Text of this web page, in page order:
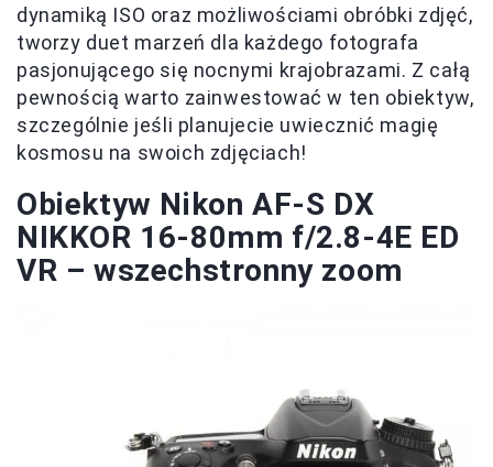
dynamiką ISO oraz możliwościami obróbki zdjęć,
tworzy duet marzeń dla każdego fotografa
pasjonującego się nocnymi krajobrazami. Z całą
pewnością warto zainwestować w ten obiektyw,
szczególnie jeśli planujecie uwiecznić magię
kosmosu na swoich zdjęciach!
Obiektyw Nikon AF-S DX
NIKKOR 16-80mm f/2.8-4E ED
VR – wszechstronny zoom